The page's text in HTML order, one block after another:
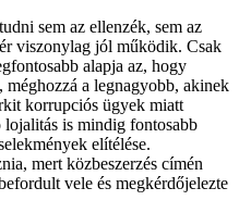
sem az ellenzék, sem az
viszonylag jól működik. Csak
alapja az, hogy
a legnagyobb, akinek
korrupciós ügyek miatt
is mindig fontosabb
elítélése.
mert közbeszerzés címén
vele és megkérdőjelezte